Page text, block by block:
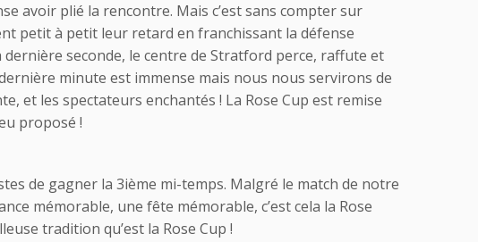
avoir plié la rencontre. Mais c’est sans compter sur
petit à petit leur retard en franchissant la défense
seconde, le centre de Stratford perce, raffute et
minute est immense mais nous nous servirons de
et les spectateurs enchantés ! La Rose Cup est remise
proposé !
de gagner la 3ième mi-temps. Malgré le match de notre
mémorable, une fête mémorable, c’est cela la Rose
tradition qu’est la Rose Cup !